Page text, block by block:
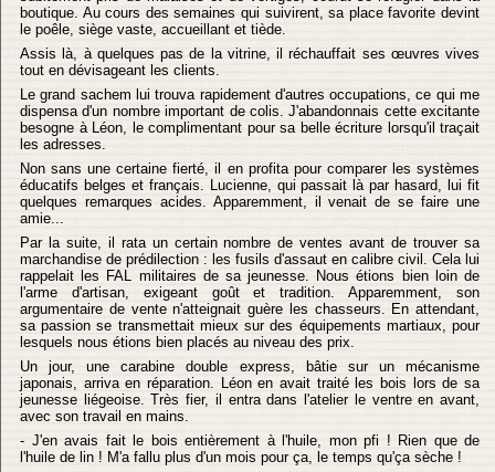
boutique. Au cours des semaines qui suivirent, sa place favorite devint
le poêle, siège vaste, accueillant et tiède.
Assis là, à quelques pas de la vitrine, il réchauffait ses œuvres vives
tout en dévisageant les clients.
Le grand sachem lui trouva rapidement d'autres occupations, ce qui me
dispensa d'un nombre important de colis. J'abandonnais cette excitante
besogne à Léon, le complimentant pour sa belle écriture lorsqu'il traçait
les adresses.
Non sans une certaine fierté, il en profita pour comparer les systèmes
éducatifs belges et français. Lucienne, qui passait là par hasard, lui fit
quelques remarques acides. Apparemment, il venait de se faire une
amie...
Par la suite, il rata un certain nombre de ventes avant de trouver sa
marchandise de prédilection : les fusils d'assaut en calibre civil. Cela lui
rappelait les FAL militaires de sa jeunesse. Nous étions bien loin de
l'arme d'artisan, exigeant goût et tradition. Apparemment, son
argumentaire de vente n'atteignait guère les chasseurs. En attendant,
sa passion se transmettait mieux sur des équipements martiaux, pour
lesquels nous étions bien placés au niveau des prix.
Un jour, une carabine double express, bâtie sur un mécanisme
japonais, arriva en réparation. Léon en avait traité les bois lors de sa
jeunesse liégeoise. Très fier, il entra dans l'atelier le ventre en avant,
avec son travail en mains.
- J'en avais fait le bois entièrement à l'huile, mon pfi ! Rien que de
l'huile de lin ! M'a fallu plus d'un mois pour ça, le temps qu'ça sèche !